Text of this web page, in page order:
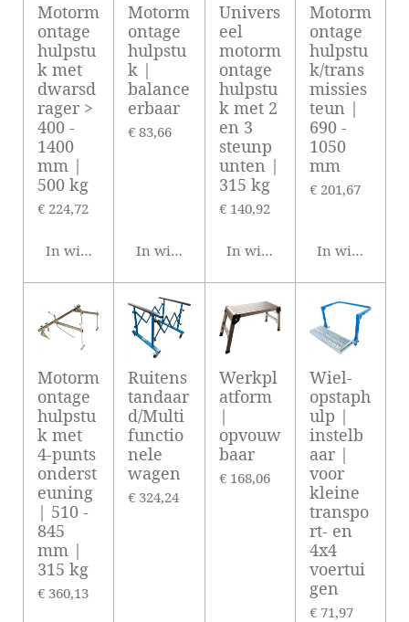
Motorm
ontage
hulpstu
k met
dwarsd
rager >
400 -
1400
mm |
500 kg
€ 224,72
In winkelwagen
Motorm
ontage
hulpstu
k |
balance
erbaar
€ 83,66
In winkelwagen
Univers
eel
motorm
ontage
hulpstu
k met 2
en 3
steunp
unten |
315 kg
€ 140,92
In winkelwagen
Motorm
ontage
hulpstu
k/trans
missies
teun |
690 -
1050
mm
€ 201,67
In
Motorm
ontage
hulpstu
k met
4-punts
onderst
euning
| 510 -
845
mm |
315 kg
€ 360,13
Ruitens
tandaar
d/Multi
functio
nele
wagen
€ 324,24
Werkpl
atform
|
opvouw
baar
€ 168,06
Wiel-
opstaph
ulp |
instelb
aar |
voor
kleine
transpo
rt- en
4x4
voertui
gen
€ 71,97